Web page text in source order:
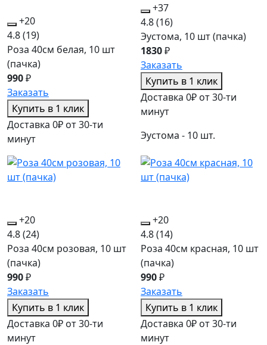
+20
4.8(19)
Роза 40см белая, 10 шт
(пачка)
990₽
Заказать
Купить в 1 клик
Доставка 0₽ от 30-ти
минут
+37
4.8(16)
Эустома, 10 шт (пачка)
1830₽
Заказать
Купить в 1 клик
Доставка 0₽ от 30-ти
минут
Эустома - 10 шт.
+20
4.8(24)
Роза 40см розовая, 10 шт
(пачка)
990₽
Заказать
Купить в 1 клик
Доставка 0₽ от 30-ти
минут
+20
4.8(14)
Роза 40см красная, 10 шт
(пачка)
990₽
Заказать
Купить в 1 клик
Доставка 0₽ от 30-ти
минут